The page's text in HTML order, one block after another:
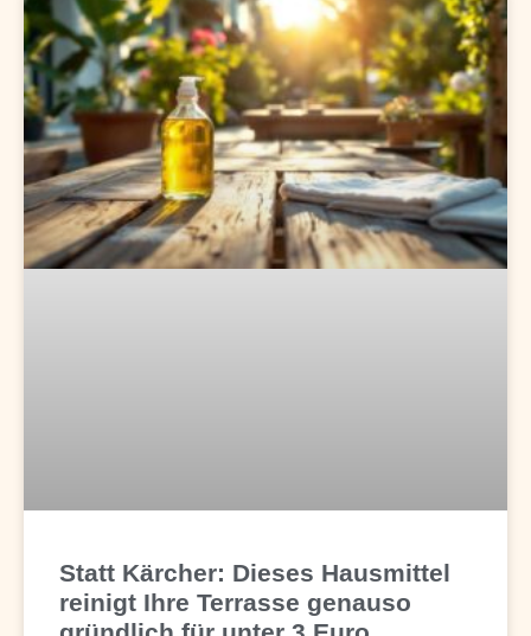
Statt Kärcher: Dieses Hausmittel
reinigt Ihre Terrasse genauso